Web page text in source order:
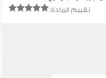
تقييم المادة: